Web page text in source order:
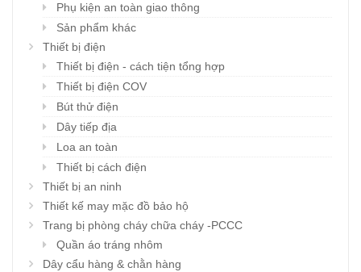
Phụ kiện an toàn giao thông
Sản phẩm khác
Thiết bị điện
Thiết bị điện - cách tiện tổng hợp
Thiết bị điện COV
Bút thử điện
Dây tiếp địa
Loa an toàn
Thiết bị cách điện
Thiết bị an ninh
Thiết kế may mặc đồ bảo hộ
Trang bị phòng cháy chữa cháy -PCCC
Quần áo tráng nhôm
Dây cẩu hàng & chằn hàng